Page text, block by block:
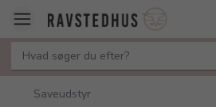
Saveudstyr